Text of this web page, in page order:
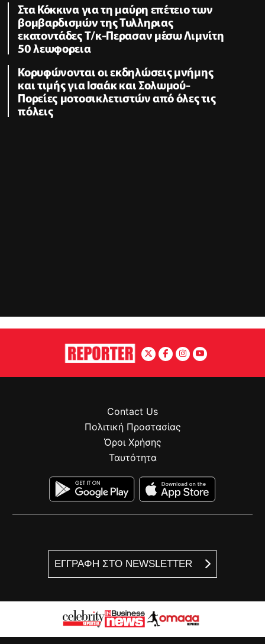
Στα Κόκκινα για τη μαύρη επέτειο των
βομβαρδισμών της Τυλληριας
εκατοντάδες Τ/κ-Περασαν μέσω Λιμνίτη
50 λεωφορεια
Κορυφώνονται οι εκδηλώσεις μνήμης
και τιμής για Ισαάκ και Σολωμού-
Πορείες μοτοσικλετιστών από όλες τις
πόλεις
ΕΓΓΡΑΦΗ ΣΤΟ NEWSLETTER
Contact Us
Πολιτική Προστασίας
Όροι Χρήσης
Ταυτότητα